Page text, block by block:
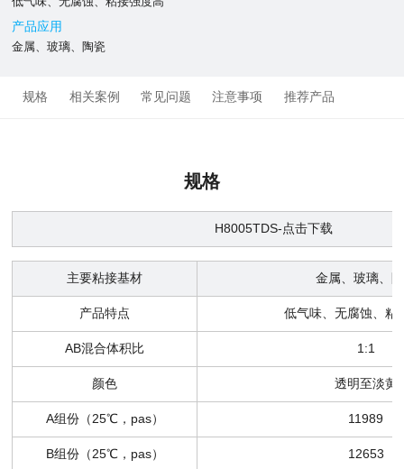
产品应用
金属、玻璃、陶瓷
规格 相关案例 常见问题 注意事项 推荐产品
规格
H8005TDS-点击下载
主要粘接基材 金属、玻璃、
产品特点 低气味、无腐蚀、粘
AB混合体积比 1:1
颜色 透明至淡黄
A组份（25℃，pas） 11989
B组份（25℃，pas） 12653